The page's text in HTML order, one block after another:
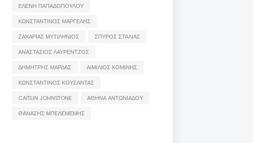
ΕΛΕΝΗ ΠΑΠΑΔΟΠΟΥΛΟΥ
ΚΩΝΣΤΑΝΤΙΝΟΣ ΜΑΡΓΕΛΗΣ
ΖΑΧΑΡΙΑΣ ΜΥΤΙΛΗΝΙΟΣ
ΣΠΥΡΟΣ ΣΤΑΛΙΑΣ
ΑΝΑΣΤΑΣΙΟΣ ΛΑΥΡΕΝΤΖΟΣ
ΔΗΜΗΤΡΗΣ ΜΑΡΔΑΣ
ΑΙΜΙΛΙΟΣ ΚΟΜΙΝΗΣ
ΚΩΝΣΤΑΝΤΙΝΟΣ ΚΟΥΣΑΝΤΑΣ
CAITLIN JOHNSTONE
ΑΘΗΝΑ ΑΝΤΩΝΙΑΔΟΥ
ΘΑΝΑΣΗΣ ΜΠΕΛΕΜΕΜΗΣ